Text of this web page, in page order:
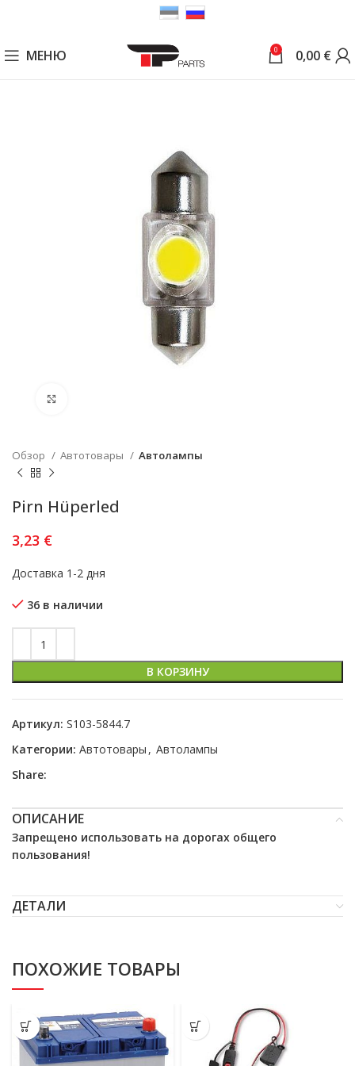
МЕНЮ 0 0,00 €
Обзор Автотовары Автолампы
Pirn Hüperled
3,23 €
Доставка 1-2 дня
36 в наличии
В КОРЗИНУ
Артикул: S103-5844.7
Категории: Автотовары , Автолампы
Share:
ОПИСАНИЕ
Запрещено использовать на дорогах общего
пользования!
ДЕТАЛИ
ПОХОЖИЕ ТОВАРЫ